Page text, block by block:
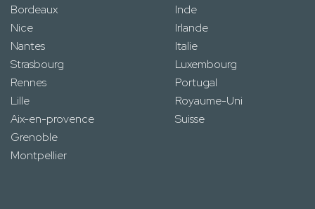
Bordeaux
Nice
Nantes
Strasbourg
Rennes
Lille
Aix-en-provence
Grenoble
Montpellier
Inde
Irlande
Italie
Luxembourg
Portugal
Royaume-Uni
Suisse